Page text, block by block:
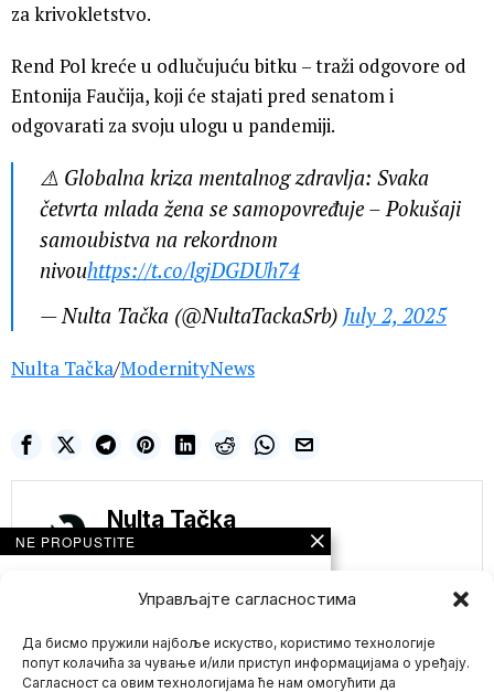
Управљајте сагласностима
Да бисмо пружили најбоље искуство, користимо технологије
попут колачића за чување и/или приступ информацијама о уређају.
Сагласност са овим технологијама ће нам омогућити да
za krivokletstvo.
Rend Pol kreće u odlučujuću bitku – traži odgovore od
Entonija Faučija, koji će stajati pred senatom i
odgovarati za svoju ulogu u pandemiji.
⚠️ Globalna kriza mentalnog zdravlja: Svaka
četvrta mlada žena se samopovređuje – Pokušaji
samoubistva na rekordnom
nivouhttps://t.co/lgjDGDUh74
— Nulta Tačka (@NultaTackaSrb) July 2, 2025
Nulta Tačka/ModernityNews
Nulta Tačka
NE PROPUSTITE
Kosmet sa Kurtijevim
autobusima- U
udaru – Podignuta
borbena gotovost
Predsednik Srbije